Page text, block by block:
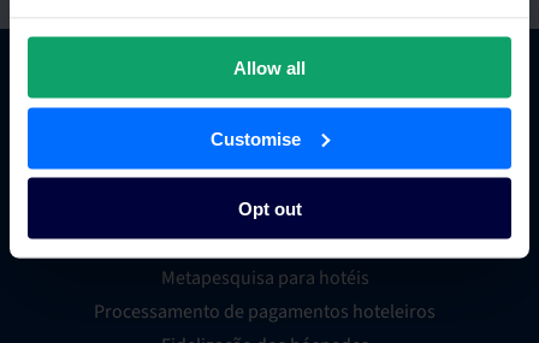
Allow all
Customise
Opt out
Comércio hoteleiro
Gestor de canais para hotéis
Sistema de reservas hoteleiras
Inteligência empresarial hoteleira
Metapesquisa para hotéis
Processamento de pagamentos hoteleiros